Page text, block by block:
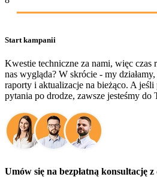
Start kampanii
Kwestie techniczne za nami, więc czas
nas wygląda? W skrócie - my
raporty i aktualizacje na bieżąco. A
pytania po drodze, zawsze jesteśmy
Umów się na bezpłatną konsultację z